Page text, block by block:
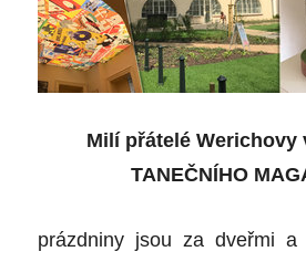
Milí přátelé Werichovy
TANEČNÍHO
prázdniny jsou za dveřmi